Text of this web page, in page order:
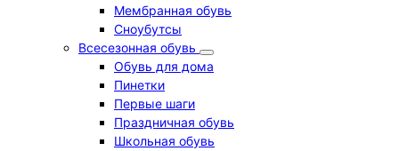
Мембранная обувь
Сноубутсы
Всесезонная обувь
Обувь для дома
Пинетки
Первые шаги
Праздничная обувь
Школьная обувь